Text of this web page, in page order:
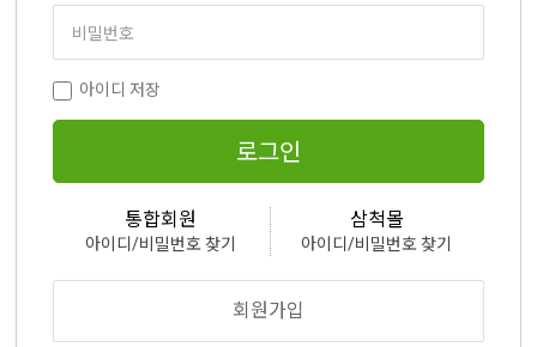
아이디 저장
로그인
통합회원
아이디/비밀번호 찾기
삼척몰
아이디/비밀번호 찾기
회원가입